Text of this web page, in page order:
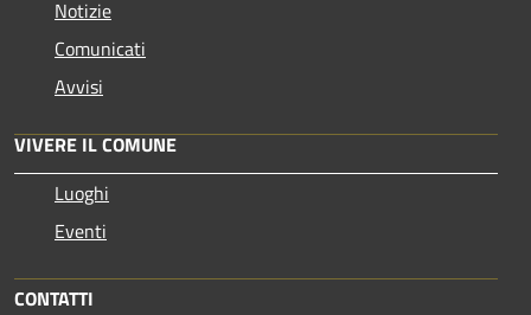
Notizie
Comunicati
Avvisi
VIVERE IL COMUNE
Luoghi
Eventi
CONTATTI